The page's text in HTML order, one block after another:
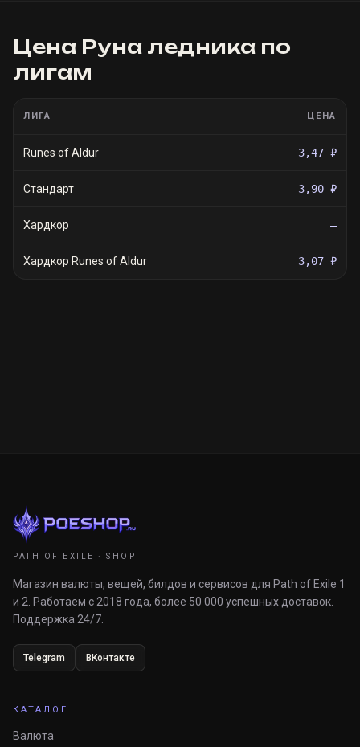
Цена Руна ледника по
лигам
ЛИГА ЦЕНА
Runes of Aldur 3,47 ₽
Стандарт 3,90 ₽
Хардкор —
Хардкор Runes of Aldur 3,07 ₽
PATH OF EXILE · SHOP
Магазин валюты, вещей, билдов и сервисов для Path of Exile 1
и 2. Работаем с 2018 года, более 50 000 успешных доставок.
Поддержка 24/7.
Telegram ВКонтакте
КАТАЛОГ
Валюта